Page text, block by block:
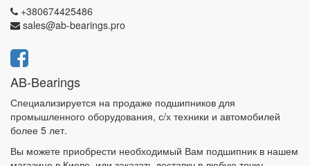
+380674425486
sales@ab-bearings.pro
AB-Bearings
Специализируется на продаже подшипников для
промышленного оборудования, с/х техники и автомобилей
более 5 лет.
Вы можете приобрести необходимый Вам подшипник в нашем